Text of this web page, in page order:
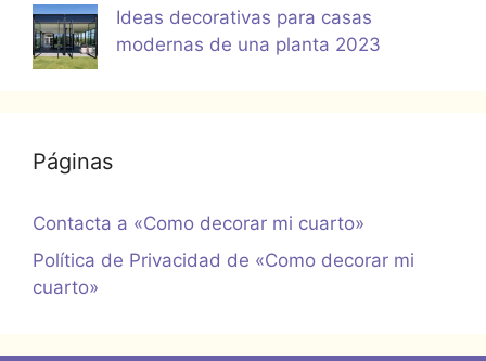
Ideas decorativas para casas
modernas de una planta 2023
Páginas
Contacta a «Como decorar mi cuarto»
Política de Privacidad de «Como decorar mi
cuarto»